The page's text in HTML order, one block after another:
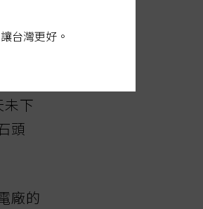
。
條
下
頭
廠的
台灣更好。